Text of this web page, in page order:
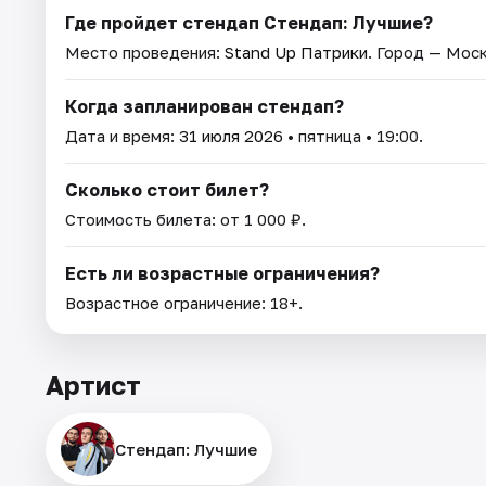
Где пройдет стендап Стендап: Лучшие?
Место проведения: Stand Up Патрики. Город —
Когда запланирован стендап?
Дата и время: 31 июля 2026 • пятница • 19:00.
Сколько стоит билет?
Стоимость билета: от 1 000 ₽.
Есть ли возрастные ограничения?
Возрастное ограничение: 18+.
Артист
Стендап: Лучшие